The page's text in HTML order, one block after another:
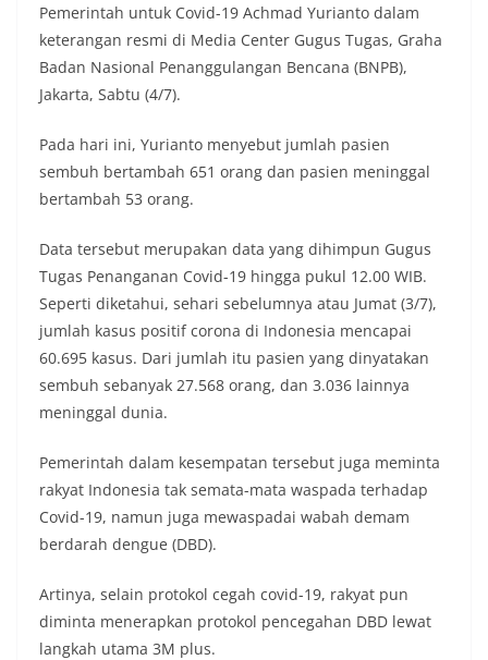
Pemerintah untuk Covid-19 Achmad Yurianto dalam
keterangan resmi di Media Center Gugus Tugas, Graha
Badan Nasional Penanggulangan Bencana (BNPB),
Jakarta, Sabtu (4/7).
Pada hari ini, Yurianto menyebut jumlah pasien
sembuh bertambah 651 orang dan pasien meninggal
bertambah 53 orang.
Data tersebut merupakan data yang dihimpun Gugus
Tugas Penanganan Covid-19 hingga pukul 12.00 WIB.
Seperti diketahui, sehari sebelumnya atau Jumat (3/7),
jumlah kasus positif corona di Indonesia mencapai
60.695 kasus. Dari jumlah itu pasien yang dinyatakan
sembuh sebanyak 27.568 orang, dan 3.036 lainnya
meninggal dunia.
Pemerintah dalam kesempatan tersebut juga meminta
rakyat Indonesia tak semata-mata waspada terhadap
Covid-19, namun juga mewaspadai wabah demam
berdarah dengue (DBD).
Artinya, selain protokol cegah covid-19, rakyat pun
diminta menerapkan protokol pencegahan DBD lewat
langkah utama 3M plus.